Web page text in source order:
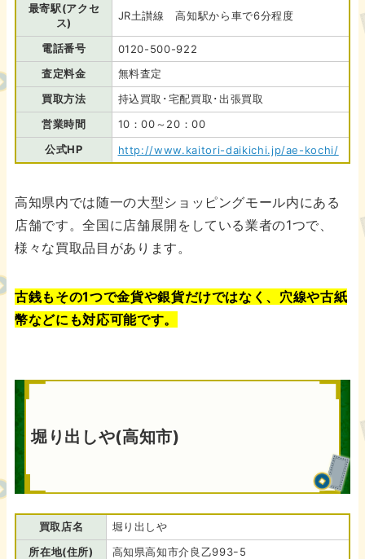
最寄駅(アクセ
ス)
JR土讃線 高知駅から車で6分程度
電話番号
0120-500-922
査定料金
無料査定
買取方法
持込買取･宅配買取･出張買取
営業時間
10：00～20：00
公式HP
http://www.kaitori-daikichi.jp/ae-kochi/
高知県内では随一の大型ショッピングモール内にある
店舗です。全国に店舗展開をしている業者の1つで、
様々な買取品目があります。
古銭もその1つで金貨や銀貨だけではなく、穴線や古紙
幣などにも対応可能です。
堀り出しや(高知市)
買取店名
堀り出しや
所在地(住所)
高知県高知市介良乙993ｰ5